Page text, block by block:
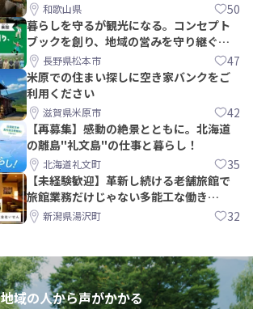
和歌山県 50
暮らしを守るが観光になる。コンセプト
ブックを創り、地域の営みを守り継ぐ仲
間を集めませんか？
長野県松本市 47
米原での住まい探しに空き家バンクをご
利用ください
滋賀県米原市 42
【再募集】感動の絶景とともに。北海道
の離島"礼文島"の仕事と暮らし！
北海道礼文町 35
【未経験歓迎】革新し続ける老舗旅館で
旅館業務だけじゃない多能工な働き
方。 株式会社いせん
新潟県湯沢町 32
地域の人から声がかかる